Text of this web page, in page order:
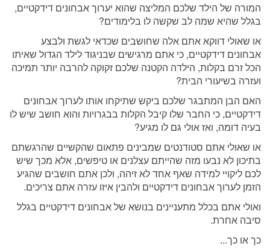
המורה של הילד שלכם המליצה שהוא יערוך אבחונים דידקטיים,
בגלל שהיא שמה לב שקשה לו בלימודים?
או שאולי דווקא אתם אלה שחושבים שכדאי לגשת ולבצע
אבחונים דידקטיים, כי אתם מרגישים שבניגוד לילד הגדול שאיתו
הכל זרם בקלות, הילדה הקטנה שלכם זקוקה להרבה יותר תמיכה
ועזרה בשיעורי הבית?
האם הבן המתבגר שלכם ביקש שתיקחו אותו לערוך אבחונים
דידקטיים, כי החבר שלו קיבל הקלות בבגרויות והוא חושב שיש לו
בעיה דומה, ואז אולי גם לו מגיע?
או שאולי אתם סטודנטים שמבינים פתאום שהקשיים שהרגשתם
בתיכון לא נבעו מזה שהייתם עצלנים או טיפשים, אלא מכך שיש
לכם ליקויי למידה שאף אחד לא זיהה, ולכן אתם חושבים שהגיע
הזמן לערוך אבחונים דידקטיים ולהבין איזו עזרה אתם צריכים.
ואולי אתם בכלל מתעניינים בנושא של אבחונים דידקטיים בגלל
סיבה אחרת.
כך או כך...